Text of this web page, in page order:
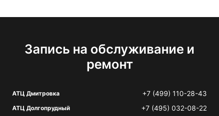
Запись на обслуживание и
ремонт
АТЦ Дмитровка +7 (499) 110-28-43
АТЦ Долгопрудный +7 (495) 032-08-22